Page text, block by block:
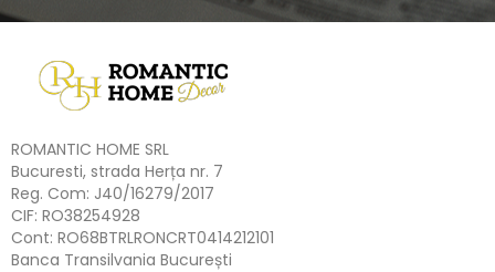
ROMANTIC HOME SRL
Bucuresti, strada Herța nr. 7
Reg. Com: J40/16279/2017
CIF: RO38254928
Cont: RO68BTRLRONCRT0414212101
Banca Transilvania București